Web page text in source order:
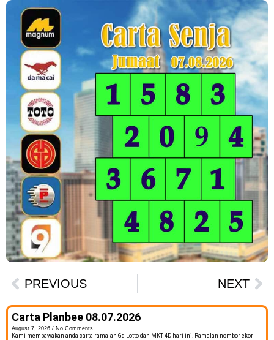
PREVIOUS NEXT
Carta Planbee 08.07.2026
August 7, 2026
No Comments
Kami membawakan anda carta ramalan Gd Lotto dan MKT 4D hari ini. Ramalan nombor ekor